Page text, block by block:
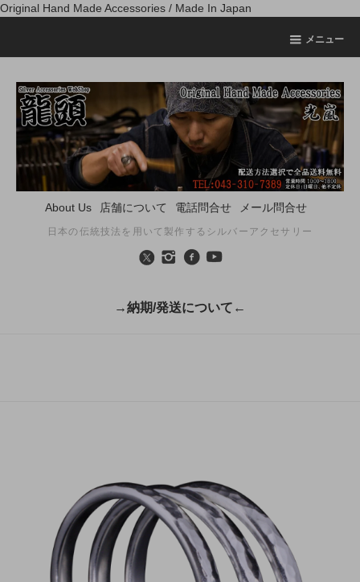
Original Hand Made Accessories / Made In Japan
メニュー
About Us 店舗について 電話問合せ メール問合せ
日本の伝統技法を用いて製作するシルバーアクセサリー
→納期/発送について←